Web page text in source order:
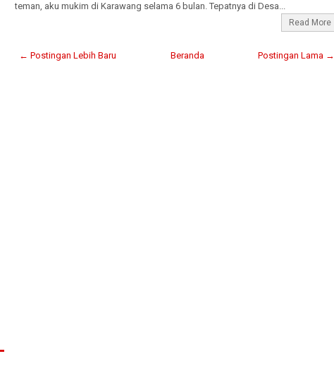
teman, aku mukim di Karawang selama 6 bulan. Tepatnya di Desa...
Read More
← Postingan Lebih Baru Postingan Lama →
Beranda